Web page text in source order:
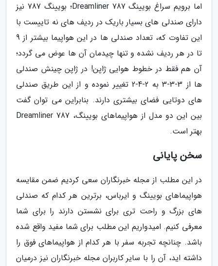
اما برویم سراغ بویینگ 787 Dreamliner؛ بویینگ 787 نیز
دارای صندلی های بسیار باریک در ردیف های نه تاییست با
این تفاوت که، تعداد صندلی ها در این هواپیما بیشتر از 9
تا در هر ردیف نشده و تنها چیدمان آن ها عوض می گردد؛
آن هم فقط در خطوط هوایی ژاپن! در ژاپن چینش صندلی
ها از 3-3-3 به 2-4-2 تغییر نموده و از این طریق صندلی
های دوتایی فضای بیشتری دارند. بنابراین می توان گفت
بین این دو مدل از هواپیماهای بویینگ، 787 Dreamliner
بهتر است.
سخن پایانی
در این مطلب از مجله خبرنگاران سعی کردیم ضمن مقایسه
هواپیماهای بویینگ و ایرباس، برترین هر کدام که صندلی
های بزرگ و راحت تری برای نشستن دارند را برای شما
معرفی کنیم. امیدواریم این مطلب برای شما مفید واقع شده
باشد. چنانچه تجربه سفر با هر کدام از هواپیماهای فوق را
داشته اید، آن را با سایر کاربران مجله خبرنگاران نیز درمیان